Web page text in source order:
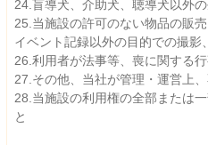
24.盲導犬、介助犬、聴導犬以外
25.当施設の許可のない物品の販
イベント記録以外の目的での撮影
26.利用者が法事等、喪に関する
27.その他、当社が管理・運営上
28.当施設の利用権の全部または
と